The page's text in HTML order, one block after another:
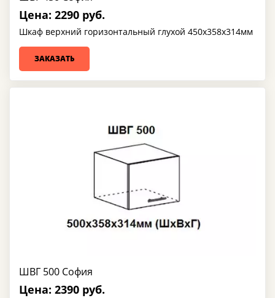
Цена: 2290 руб.
Шкаф верхний горизонтальный глухой 450х358х314мм
ЗАКАЗАТЬ
ШВГ 500 София
Цена: 2390 руб.